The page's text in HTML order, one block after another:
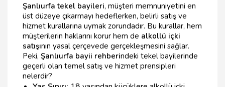
Şanlıurfa tekel bayileri, müşteri memnuniyetini en
üst düzeye çıkarmayı hedeflerken, belirli satış ve
hizmet kurallarına uymak zorundadır. Bu kurallar, hem
müşterilerin haklarını korur hem de alkollü içki
satışının yasal çerçevede gerçekleşmesini sağlar.
Peki, Şanlıurfa bayii rehberindeki tekel bayilerinde
geçerli olan temel satış ve hizmet prensipleri
nelerdir?